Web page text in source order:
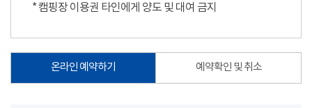
* 캠핑장 이용권 타인에게 양도 및 대여 금지
온라인 예약하기 예약확인 및 취소